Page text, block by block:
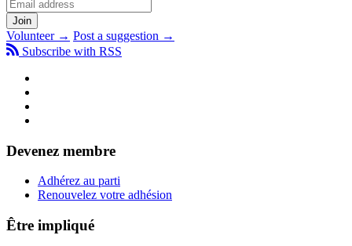
Volunteer → Post a suggestion →
Subscribe with RSS
Devenez membre
Adhérez au parti
Renouvelez votre adhésion
Être impliqué